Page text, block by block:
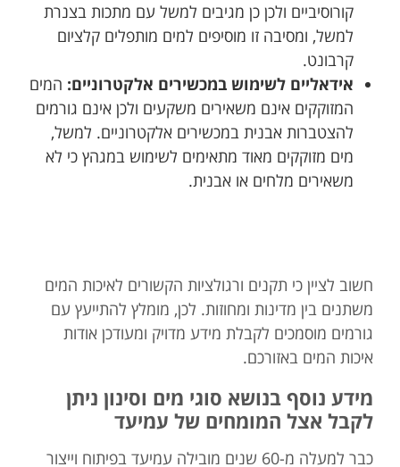
קורוסיביים ולכן כן מגיבים למשל עם מתכות בצנרת
למשל, ומסיבה זו מוסיפים למים מותפלים קלציום
קרבונט.
אידאליים לשימוש במכשירים אלקטרוניים: המים
המזוקקים אינם משאירים משקעים ולכן אינם גורמים
להצטברות אבנית במכשירים אלקטרוניים. למשל,
מים מזוקקים מאוד מתאימים לשימוש במגהץ כי לא
משאירים מלחים או אבנית.
חשוב לציין כי תקנים ורגולציות הקשורים לאיכות המים
משתנים בין מדינות ומחוזות. לכן, מומלץ להתייעץ עם
גורמים מוסמכים לקבלת מידע מדויק ומעודכן אודות
איכות המים באזורכם.
מידע נוסף בנושא סוגי מים וסינון ניתן
לקבל אצל המומחים של עמיעד
כבר למעלה מ-60 שנים מובילה עמיעד בפיתוח וייצור